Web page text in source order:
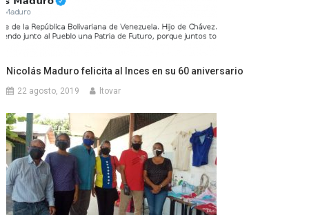
Nicolás Maduro felicita al Inces en su 60 aniversario
22 agosto, 2019 ltovar